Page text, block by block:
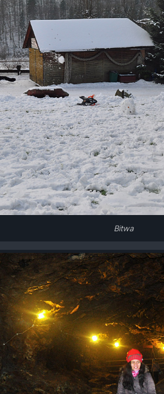
Bitwa